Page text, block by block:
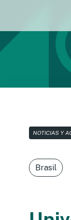
NOTICIAS Y
Brasil